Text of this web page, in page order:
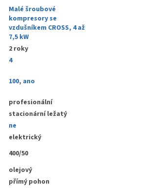
Malé šroubové
kompresory se
vzdušníkem CROSS, 4 až
7,5 kW
2 roky
4
100, ano
profesionální
stacionární ležatý
ne
elektrický
400/50
olejový
přímý pohon